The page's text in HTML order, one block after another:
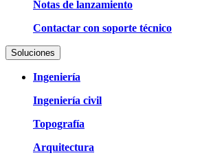
Notas de lanzamiento
Contactar con soporte técnico
Soluciones
Ingeniería
Ingeniería civil
Topografía
Arquitectura